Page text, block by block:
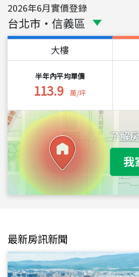
2026年6月實價登錄
台北市 ・ 信義區
大樓
半年內平均單價
113.9 萬/坪
最新房訊新聞